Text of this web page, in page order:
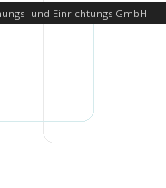
und Einrichtungs GmbH